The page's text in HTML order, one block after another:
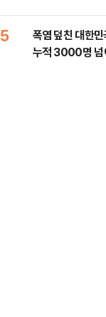
5
폭염 덮친 대한
누적 3000명 넘